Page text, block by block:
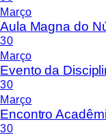
Março
Aula Magna do
30
Março
Evento da
30
Março
Encontro
30